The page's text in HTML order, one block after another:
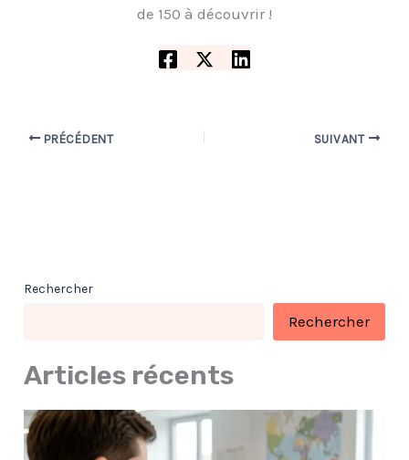
de 150 à découvrir !
PRÉCÉDENT SUIVANT
Rechercher
Rechercher
Articles récents